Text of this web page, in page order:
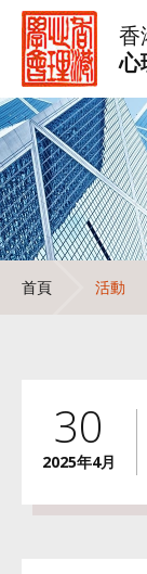
香
心
首頁 活動
30
2025年4月